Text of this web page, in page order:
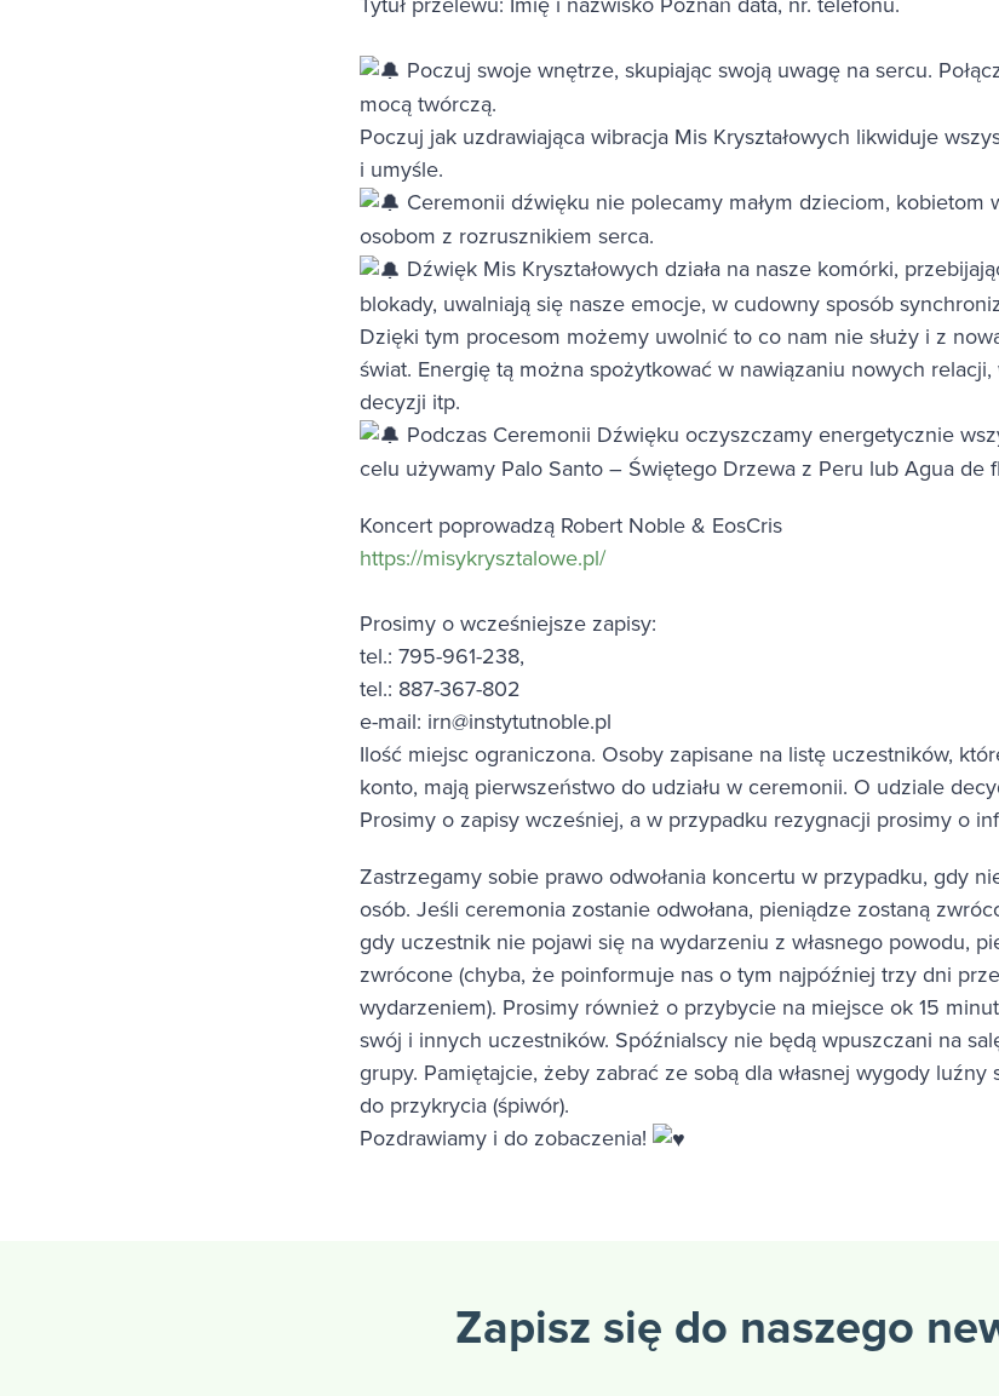
Poczuj swoje wnętrze, skupiając swoją uwagę na sercu.
mocą twórczą.
Poczuj jak uzdrawiająca wibracja Mis Kryształowych likwiduje
i umyśle.
Ceremonii dźwięku nie polecamy małym dzieciom, kobietom
osobom z rozrusznikiem serca.
Dźwięk Mis Kryształowych działa na nasze komórki,
blokady, uwalniają się nasze emocje, w cudowny sposób
Dzięki tym procesom możemy uwolnić to co nam nie służy i z
świat. Energię tą można spożytkować w nawiązaniu nowych
decyzji itp.
Podczas Ceremonii Dźwięku oczyszczamy energetycznie
celu używamy Palo Santo – Świętego Drzewa z Peru lub Agua de
Koncert poprowadzą Robert Noble & EosCris
https://misykrysztalowe.pl/
Prosimy o wcześniejsze zapisy:
tel.: 795-961-238,
tel.: 887-367-802
e-mail: irn@instytutnoble.pl
Ilość miejsc ograniczona. Osoby zapisane na listę uczestników,
konto, mają pierwszeństwo do udziału w ceremonii. O udziale
Prosimy o zapisy wcześniej, a w przypadku rezygnacji prosimy o
Zastrzegamy sobie prawo odwołania koncertu w przypadku, gdy
osób. Jeśli ceremonia zostanie odwołana, pieniądze zostaną
gdy uczestnik nie pojawi się na wydarzeniu z własnego powodu,
zwrócone (chyba, że poinformuje nas o tym najpóźniej trzy dni
wydarzeniem). Prosimy również o przybycie na miejsce ok 15
swój i innych uczestników. Spóźnialscy nie będą wpuszczani na
grupy. Pamiętajcie, żeby zabrać ze sobą dla własnej wygody luźny
do przykrycia (śpiwór).
Pozdrawiamy i do zobaczenia!
Zapisz się do naszego